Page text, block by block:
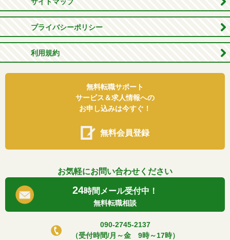
サイトマップ
プライバシーポリシー
利用規約
無料転職サポート
サービス＆求人情報への
お申し込みは今すぐ！
無料会員登録
お気軽にお問い合わせください
24時間メール受付中！
無料転職相談
090-2745-2137
（受付時間/月～金 9時～17時）